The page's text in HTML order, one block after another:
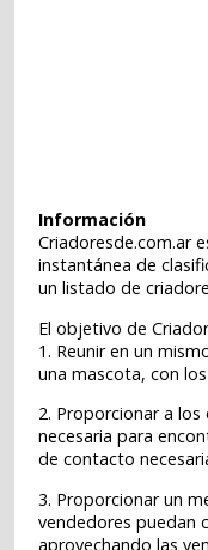
Información
Criadoresde.com.ar
instantánea de
un listado de
El objetivo de
1. Reunir en un
una mascota, con
2. Proporcionar a
necesaria para
de contacto
3. Proporcionar un
vendedores puedan
aprovechando las